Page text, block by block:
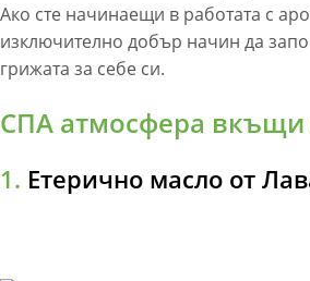
Ако сте начинаещи в работата с
изключително добър начин да
грижата за себе си.
СПА атмосфера вкъщи
1. Етерично масло от